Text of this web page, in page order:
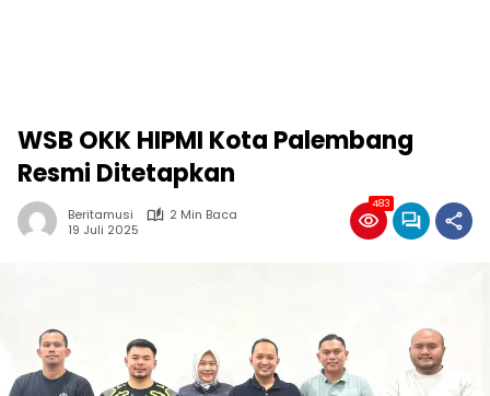
WSB OKK HIPMI Kota Palembang
Resmi Ditetapkan
Beritamusi
2 Min Baca
19 Juli 2025
483